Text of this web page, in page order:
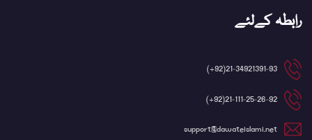
رابطہ کےلئے
21-34921391-93(92+)
21-111-25-26-92(92+)
support@dawateislami.net